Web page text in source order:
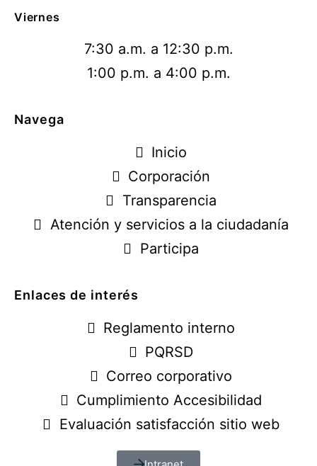
Viernes
7:30 a.m. a 12:30 p.m.
1:00 p.m. a 4:00 p.m.
Navega
Inicio
Corporación
Transparencia
Atención y servicios a la ciudadanía
Participa
Enlaces de interés
Reglamento interno
PQRSD
Correo corporativo
Cumplimiento Accesibilidad
Evaluación satisfacción sitio web